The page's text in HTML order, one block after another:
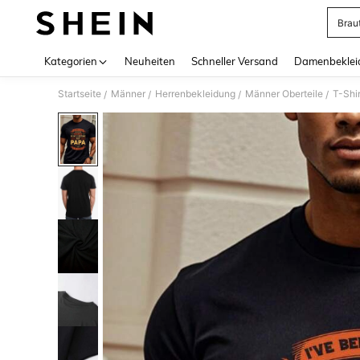
Kategorien Neuheiten Schneller Versand
Startseite / Männer / Herrenbekleidung / Männer Oberteile / T-